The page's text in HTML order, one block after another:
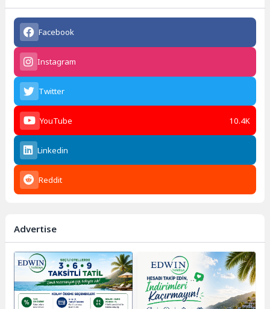
Facebook
Instagram
Twitter
YouTube 10.4K
Linkedin
Reddit
Advertise